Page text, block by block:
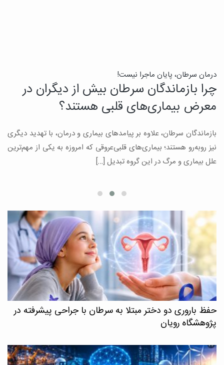
درمان سرطان، پایان ماجرا نیست!
چرا بازماندگان سرطان بیش از دیگران در
معرض بیماری‌های قلبی هستند؟
بازماندگان سرطان، علاوه بر پیامدهای بیماری و درمان، با تهدید دیگری
نیز روبه‌رو هستند؛ بیماری‌های قلبی‌عروقی که امروزه به یکی از مهم‌ترین
علل بیماری و مرگ در این گروه تبدیل […]
حفظ باروری دو دختر مبتلا به سرطان با جراحی پیشرفته در
پژوهشگاه رویان